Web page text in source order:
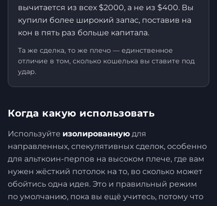
вычитается из всех $2000, а не из $400. Вы
купили более широкий запас, поставив на
кон в пять раз больше капитала.
Та же сделка, то же плечо — единственное
отличие в том, сколько кошелька вы ставите под
удар.
Когда какую использовать
Используйте изолированную для
направленных, спекулятивных сделок, особенно
для альткоин-перпов на высоком плече, где вам
нужен жёсткий потолок на то, во сколько может
обойтись одна идея. Это и правильный режим
по умолчанию, пока вы ещё учитесь, потому что